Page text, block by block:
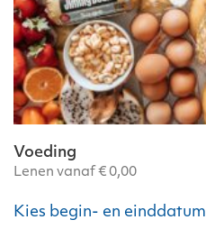
Voeding
Lenen vanaf € 0,00
Kies begin- en einddatum